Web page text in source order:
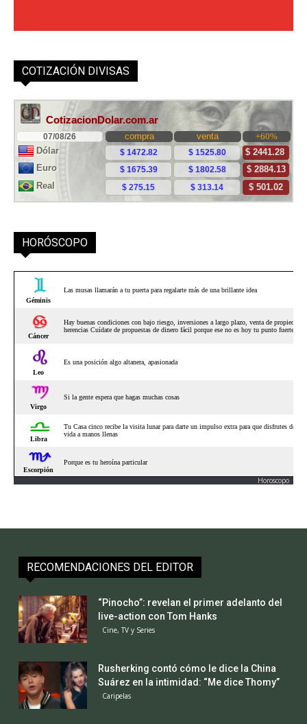
COTIZACIÓN DIVISAS
HORÓSCOPO
Horoscopo
RECOMENDACIONES DEL EDITOR
“Pinocho”: revelan el primer adelanto del
live-action con Tom Hanks
Cine, TV y Series
Rusherking contó cómo le dice la China
Suárez en la intimidad: “Me dice Thomy”
Caripelas